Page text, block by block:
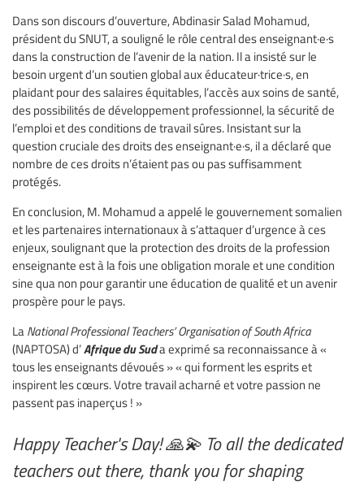
Dans son discours d’ouverture, Abdinasir Salad Mohamud,
président du SNUT, a souligné le rôle central des enseignant·e·s
dans la construction de l’avenir de la nation. Il a insisté sur le
besoin urgent d’un soutien global aux éducateur·trice·s, en
plaidant pour des salaires équitables, l’accès aux soins de santé,
des possibilités de développement professionnel, la sécurité de
l’emploi et des conditions de travail sûres. Insistant sur la
question cruciale des droits des enseignant·e·s, il a déclaré que
nombre de ces droits n’étaient pas ou pas suffisamment
protégés.
En conclusion, M. Mohamud a appelé le gouvernement somalien
et les partenaires internationaux à s’attaquer d’urgence à ces
enjeux, soulignant que la protection des droits de la profession
enseignante est à la fois une obligation morale et une condition
sine qua non pour garantir une éducation de qualité et un avenir
prospère pour le pays.
La National Professional Teachers’ Organisation of South Africa
(NAPTOSA) d’Afrique du Suda exprimé sa reconnaissance à «
tous les enseignants dévoués » « qui forment les esprits et
inspirent les cœurs. Votre travail acharné et votre passion ne
passent pas inaperçus ! »
Happy Teacher's Day! 🙏💫 To all the dedicated
teachers out there, thank you for shaping